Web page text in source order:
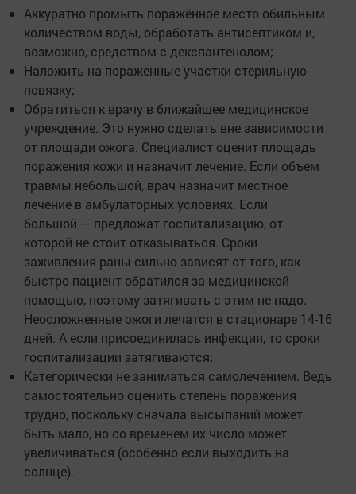
Аккуратно промыть поражённое место обильным
количеством воды, обработать антисептиком и,
возможно, средством с декспантенолом;
Наложить на пораженные участки стерильную
повязку;
Обратиться к врачу в ближайшее медицинское
учреждение. Это нужно сделать вне зависимости
от площади ожога. Специалист оценит площадь
поражения кожи и назначит лечение. Если объем
травмы небольшой, врач назначит местное
лечение в амбулаторных условиях. Если
большой — предложат госпитализацию, от
которой не стоит отказываться. Сроки
заживления раны сильно зависят от того, как
быстро пациент обратился за медицинской
помощью, поэтому затягивать с этим не надо.
Неосложненные ожоги лечатся в стационаре 14-16
дней. А если присоединилась инфекция, то сроки
госпитализации затягиваются;
Категорически не заниматься самолечением. Ведь
самостоятельно оценить степень поражения
трудно, поскольку сначала высыпаний может
быть мало, но со временем их число может
увеличиваться (особенно если выходить на
солнце).